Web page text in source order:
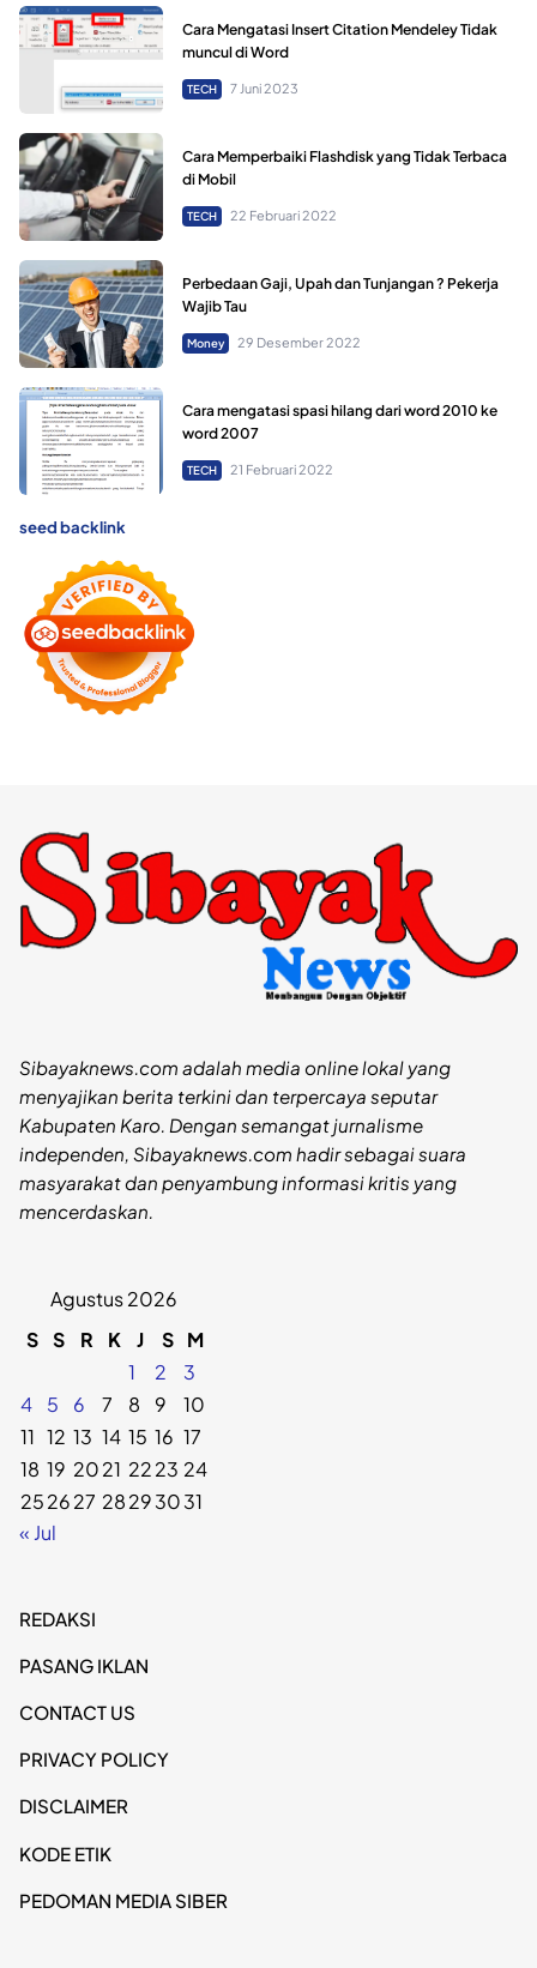
Cara Mengatasi Insert Citation Mendeley Tidak
muncul di Word
TECH 7 Juni 2023
Cara Memperbaiki Flashdisk yang Tidak Terbaca
di Mobil
TECH 22 Februari 2022
Perbedaan Gaji, Upah dan Tunjangan ? Pekerja
Wajib Tau
Money 29 Desember 2022
Cara mengatasi spasi hilang dari word 2010 ke
word 2007
TECH 21 Februari 2022
seed backlink
Sibayaknews.com adalah media online lokal yang
menyajikan berita terkini dan terpercaya seputar
Kabupaten Karo. Dengan semangat jurnalisme
independen, Sibayaknews.com hadir sebagai suara
masyarakat dan penyambung informasi kritis yang
mencerdaskan.
Agustus 2026
S S R K J S M
1
2
3
4
5 6 7 8 9
10
11 12 13 14 15 16 17
18 19 2021 2223 24
252627 28293031
« Jul
REDAKSI
PASANG IKLAN
CONTACT US
PRIVACY POLICY
DISCLAIMER
KODE ETIK
PEDOMAN MEDIA SIBER